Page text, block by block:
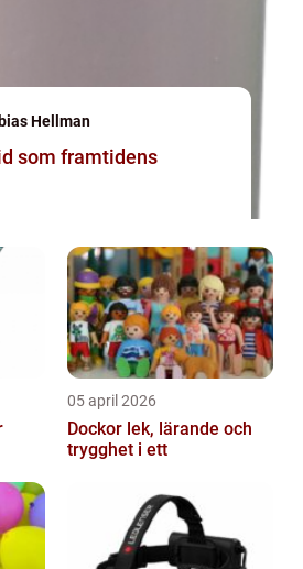
Hellman
05 april 2026
Dockor lek, lärande och
trygghet i ett